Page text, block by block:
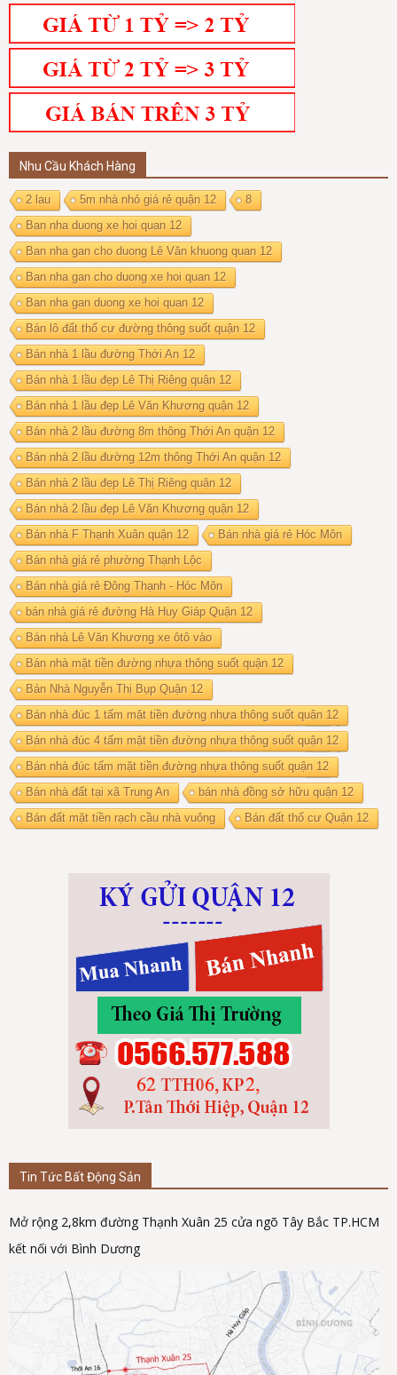
Nhu Cầu Khách Hàng
2 lau 5m nhà nhỏ giá rẻ quận 12
8
Ban nha duong xe hoi quan 12
Ban nha gan cho duong Lê Văn khuong quan 12
Ban nha gan cho duong xe hoi quan 12
Ban nha gan duong xe hoi quan 12
Bán lô đất thổ cư đường thông suốt quận 12
Bán nhà 1 lầu đường Thới An 12
Bán nhà 1 lầu đẹp Lê Thị Riêng quận 12
Bán nhà 1 lầu đẹp Lê Văn Khương quận 12
Bán nhà 2 lầu đường 8m thông Thới An quận 12
Bán nhà 2 lầu đường 12m thông Thới An quận 12
Bán nhà 2 lầu đẹp Lê Thị Riêng quận 12
Bán nhà 2 lầu đẹp Lê Văn Khương quận 12
Bán nhà F Thạnh Xuân quận 12
Bán nhà giá rẻ Hóc Môn
Bán nhà giá rẻ phường Thạnh Lộc
Bán nhà giá rẻ Đông Thạnh - Hóc Môn
bán nhà giá rẻ đường Hà Huy Giáp Quận 12
Bán nhà Lê Văn Khương xe ôtô vào
Bán nhà mặt tiền đường nhựa thông suốt quận 12
Bán Nhà Nguyễn Thị Bụp Quận 12
Bán nhà đúc 1 tấm mặt tiền đường nhựa thông suốt quận 12
Bán nhà đúc 4 tấm mặt tiền đường nhựa thông suốt quận 12
Bán nhà đúc tấm mặt tiền đường nhựa thông suốt quận 12
Bán nhà đất tại xã Trung An
bán nhà đồng sở hữu quận 12
Bán đất mặt tiền rạch cầu nhà vuông
Bán đất thổ cư Quận 12
Tin Tức Bất Động Sản
Mở rộng 2,8km đường Thạnh Xuân 25 cửa ngõ Tây Bắc TP.HCM
kết nối với Bình Dương